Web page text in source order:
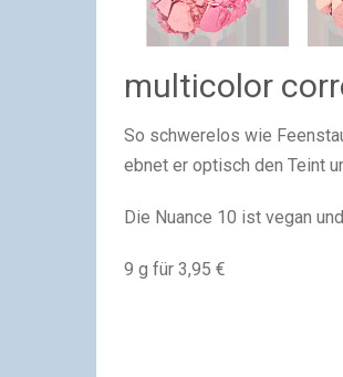
multicolor
So schwerelos wie
ebnet er optisch den Teint
Die Nuance 10 ist vegan
9 g für 3,95 €